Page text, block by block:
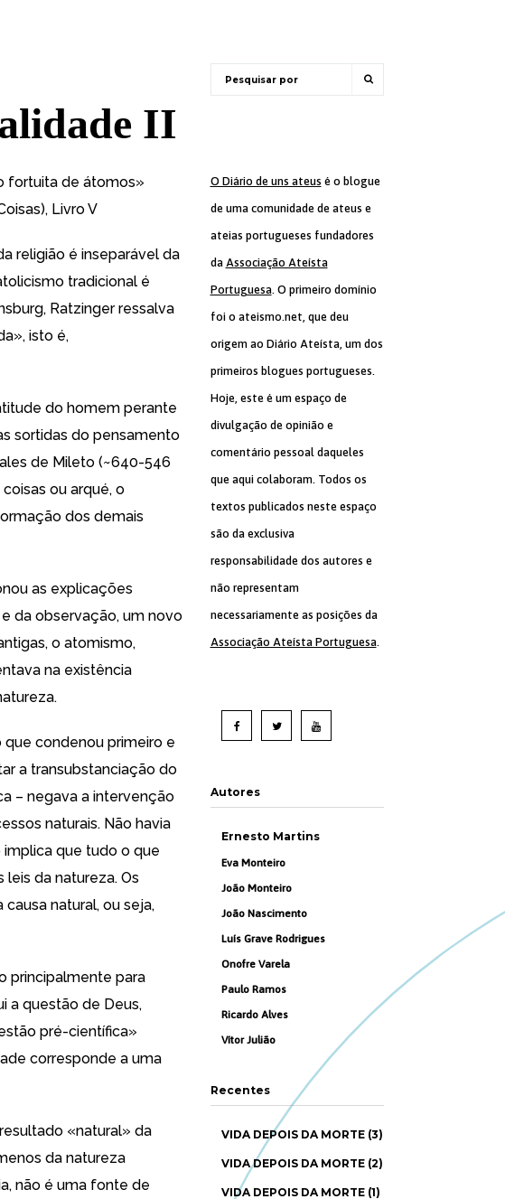
II
fortuita de átomos»
Livro V
religião é inseparável da
tradicional é
Ratzinger ressalva
isto é,
do homem perante
sortidas do pensamento
de Mileto (~640-546
ou arqué, o
dos demais
as explicações
da observação, um novo
o atomismo,
na existência
condenou primeiro e
a transubstanciação do
– negava a intervenção
naturais. Não havia
que tudo o que
da natureza. Os
natural, ou seja,
principalmente para
a questão de Deus,
pré-científica»
corresponde a uma
«natural» da
da natureza
não é uma fonte de
O Diário de uns ateus é o blogue
de uma comunidade de ateus e
ateias portugueses fundadores
da Associação Ateísta
Portuguesa. O primeiro domínio
foi o ateismo.net, que deu
origem ao Diário Ateísta, um dos
primeiros blogues portugueses.
Hoje, este é um espaço de
divulgação de opinião e
comentário pessoal daqueles
que aqui colaboram. Todos os
textos publicados neste espaço
são da exclusiva
responsabilidade dos autores e
não representam
necessariamente as posições da
Associação Ateísta Portuguesa.
Autores
Ernesto Martins
Eva Monteiro
João Monteiro
João Nascimento
Luís Grave Rodrigues
Onofre Varela
Paulo Ramos
Ricardo Alves
Vítor Julião
Recentes
VIDA DEPOIS DA MORTE (3)
VIDA DEPOIS DA MORTE (2)
VIDA DEPOIS DA MORTE (1)